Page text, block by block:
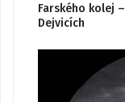
Farského kolej
Dejvicích